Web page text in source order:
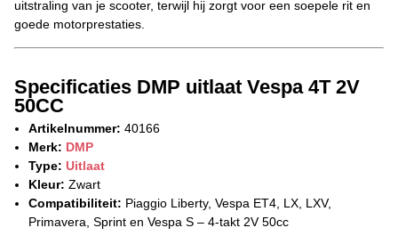
uitstraling van je scooter, terwijl hij zorgt voor een soepele rit en
goede motorprestaties.
Specificaties DMP uitlaat Vespa 4T 2V
50CC
Artikelnummer: 40166
Merk: DMP
Type: Uitlaat
Kleur: Zwart
Compatibiliteit: Piaggio Liberty, Vespa ET4, LX, LXV,
Primavera, Sprint en Vespa S – 4-takt 2V 50cc